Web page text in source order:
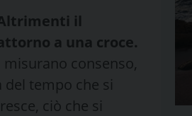
il
a una croce.
consenso,
tempo che si
ciò che si